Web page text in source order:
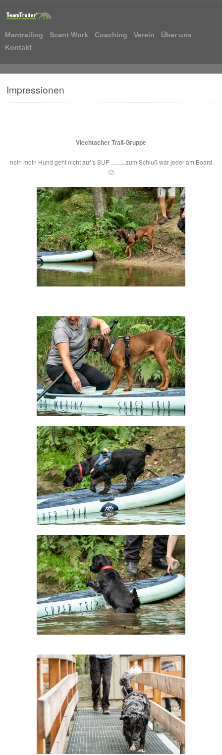
Mantrailing Scent Work Coaching Verein
Über uns
Kontakt
Impressionen
Viechtacher Trail-Gruppe
nein mein Hund geht nicht auf´s SUP ……..zum Schluß war jeder am Board
🙂